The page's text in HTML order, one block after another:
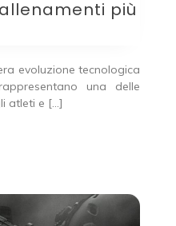
più
evoluzione tecnologica
una delle
atleti e […]